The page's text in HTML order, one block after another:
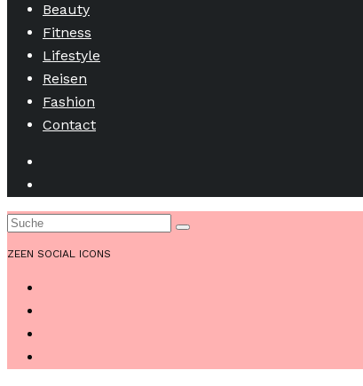
Beauty
Fitness
Lifestyle
Reisen
Fashion
Contact
ZEEN SOCIAL ICONS